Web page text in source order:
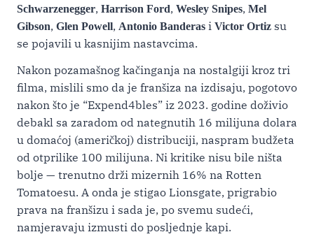
Schwarzenegger, Harrison Ford, Wesley Snipes, Mel
Gibson, Glen Powell, Antonio Banderas i Victor Ortiz su
se pojavili u kasnijim nastavcima.
Nakon pozamašnog kačinganja na nostalgiji kroz tri
filma, mislili smo da je franšiza na izdisaju, pogotovo
nakon što je “Expend4bles” iz 2023. godine doživio
debakl sa zaradom od nategnutih 16 milijuna dolara
u domaćoj (američkoj) distribuciji, naspram budžeta
od otprilike 100 milijuna. Ni kritike nisu bile ništa
bolje — trenutno drži mizernih 16% na Rotten
Tomatoesu. A onda je stigao Lionsgate, prigrabio
prava na franšizu i sada je, po svemu sudeći,
namjeravaju izmusti do posljednje kapi.